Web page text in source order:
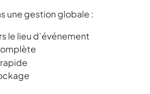
une gestion globale :
le lieu d’événement